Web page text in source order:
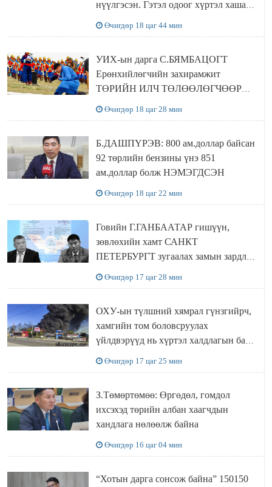
нүүлгэсэн. Гэтэл одоог хүртэл хашаа
Өчигдөр 18 цаг 44 мин
УИХ-ын дарга С.БЯМБАЦОГТ
Ерөнхийлөгчийн захирамжит
ТӨРИЙН ИЛЧ ТӨЛӨӨЛӨГЧӨӨР
Өчигдөр 18 цаг 28 мин
Б.ДАШПҮРЭВ: 800 ам.доллар байсан
92 төрлийн бензины үнэ 851
ам.доллар болж НЭМЭГДСЭН
Өчигдөр 18 цаг 22 мин
Говийн Г.ГАНБААТАР гишүүн,
зөвлөхийн хамт САНКТ
ПЕТЕРБУРГТ зугаалах замын зардлаа
Өчигдөр 17 цаг 28 мин
ОХУ-ын түлшний хямрал гүнзгийрч,
хамгийн том боловсруулах
үйлдвэрүүд нь хүртэл халдлагын бай
Өчигдөр 17 цаг 25 мин
З.Төмөртөмөө: Өргөдөл, гомдол
ихсэхэд төрийн албан хаагчдын
хандлага нөлөөлж байна
Өчигдөр 16 цаг 04 мин
“Хотын дарга сонсож байна” 150150